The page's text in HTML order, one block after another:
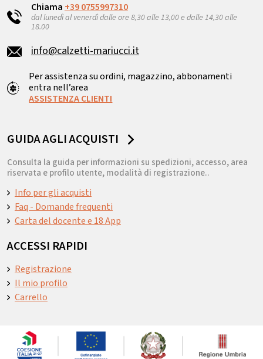
Chiama +39 0755997310
dal lunedì al venerdì dalle ore 8,30 alle 13,00 e dalle 14,30 alle
18.00
info@calzetti-mariucci.it
Per assistenza su ordini, magazzino, abbonamenti
entra nell’area
ASSISTENZA CLIENTI
GUIDA AGLI ACQUISTI
Consulta la guida per informazioni su spedizioni, accesso, area
riservata e profilo utente, modalità di registrazione..
Info per gli acquisti
Faq - Domande frequenti
Carta del docente e 18 App
ACCESSI RAPIDI
Registrazione
Il mio profilo
Carrello